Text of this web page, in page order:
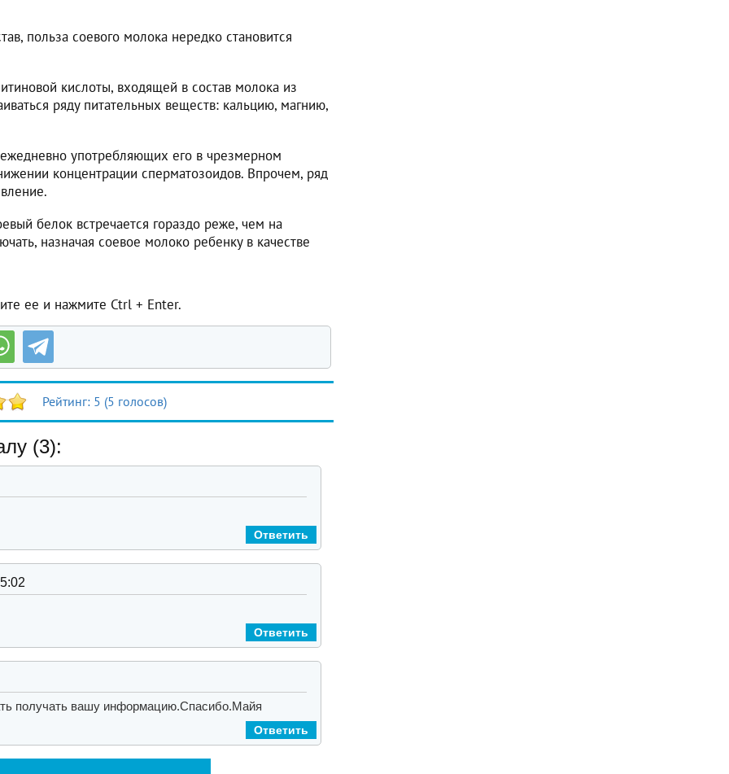
польза соевого молока нередко становится
кислоты, входящей в состав молока из
ряду питательных веществ: кальцию, магнию,
употребляющих его в чрезмерном
концентрации сперматозоидов. Впрочем, ряд
белок встречается гораздо реже, чем на
назначая соевое молоко ребенку в качестве
ее и нажмите Ctrl + Enter.
Рейтинг: 5 (5 голосов)
(3):
Ответить
Ответить
получать вашу информацию.Спасибо.Майя
Ответить